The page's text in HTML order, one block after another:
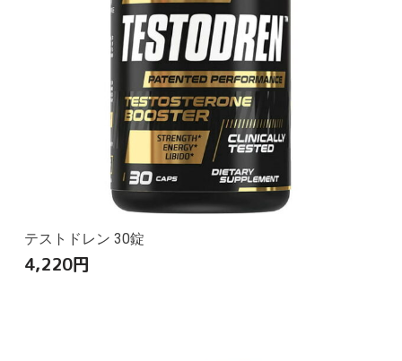
テストドレン 30錠
4,220円